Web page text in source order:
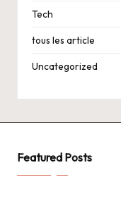
Tech
tous les article
Uncategorized
Featured Posts